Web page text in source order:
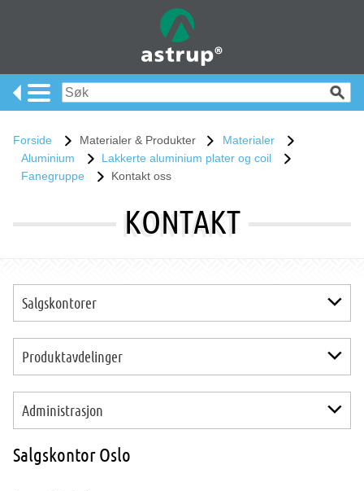
Forside Materialer & Produkter
Materialer
Aluminium
Lakkerte aluminium plater og coil
Fanegruppe
Kontakt oss
KONTAKT
Salgskontorer
Salgskontor Oslo
Salgskontor Skien
Salgskontor Stavanger
Salgskontor Bergen
Salgskontor Ålesund
Salgskontor Trondheim
Produktavdelinger
Produktavdeling Aluminium & Metaller
Produktavdeling Plast
Produktavdeling Rustfritt og Spesialstål
Administrasjon
Innkjøp
Salgskontor Oslo